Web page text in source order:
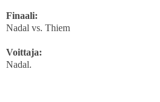
Finaali:
Nadal vs. Thiem
Voittaja:
Nadal.